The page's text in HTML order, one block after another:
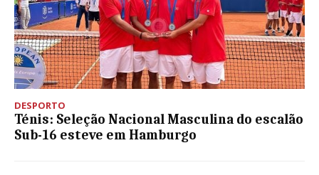
DESPORTO
Ténis: Seleção Nacional Masculina do escalão
Sub-16 esteve em Hamburgo